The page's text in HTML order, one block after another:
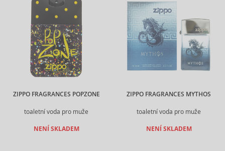
ZIPPO FRAGRANCES POPZONE
toaletní voda pro muže
NENÍ SKLADEM
ZIPPO FRAGRANCES MYTHOS
toaletní voda pro muže
NENÍ SKLADEM